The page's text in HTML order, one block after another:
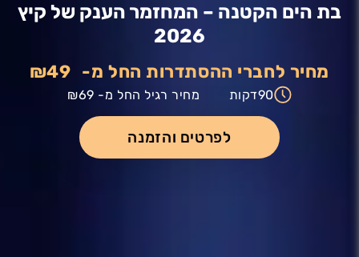
בת הים הקטנה – המחזמר הענק של קיץ
2026
מחיר לחברי ההסתדרות החל מ- ₪49
מחיר רגיל החל מ- ₪69 90דקות
לפרטים והזמנה